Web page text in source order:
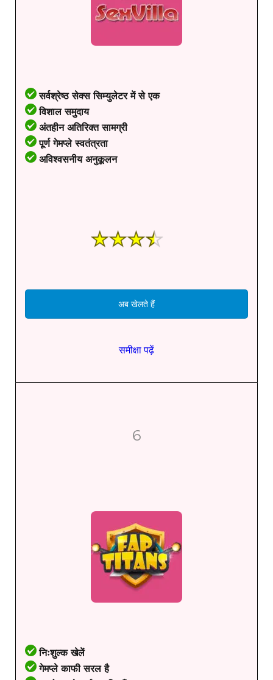
सर्वश्रेष्ठ सेक्स सिम्युलेटर में से एक
विशाल समुदाय
अंतहीन अतिरिक्त सामग्री
पूर्ण गेमप्ले स्वतंत्रता
अविश्वसनीय अनुकूलन
अब खेलते हैं
समीक्षा पढ़ें
6
निःशुल्क खेलें
गेमप्ले काफी सरल है